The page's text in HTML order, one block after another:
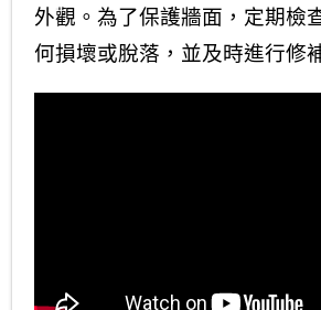
外觀。為了保護牆面，定期檢
何損壞或脫落，並及時進行修